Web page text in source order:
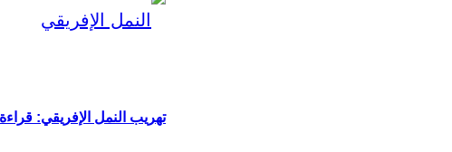
تهريب النمل الإفريقي: